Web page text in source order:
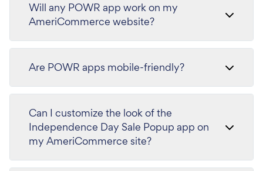
Will any POWR app work on my
AmeriCommerce website?
Are POWR apps mobile-friendly?
Can I customize the look of the
Independence Day Sale Popup app on
my AmeriCommerce site?